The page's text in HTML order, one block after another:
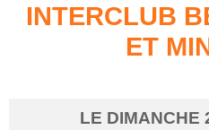
INTERCLUB
ET
LE DIMANCHE